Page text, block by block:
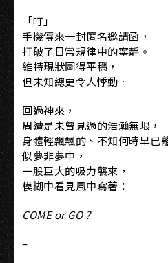
「叮」
手機傳來一封匿名邀請函，
打破了日常規律中的寧靜。
維持現狀圖得平穩，
但未知總更令人悸動…
回過神來，
周遭是未曾見過的浩瀚無垠，
身體輕飄飄的、不知何時早已
似夢非夢中，
一股巨大的吸力襲來，
模糊中看見風中寫著：
COME or GO ?
–